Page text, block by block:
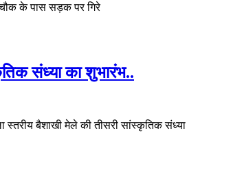
के पास सड़क पर गिरे
संध्या का शुभारंभ..
स्तरीय बैशाखी मेले की तीसरी सांस्कृतिक संध्या